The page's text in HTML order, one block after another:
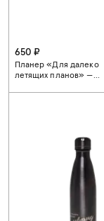
650 ₽
Планер «Для далеко
летящих планов» —